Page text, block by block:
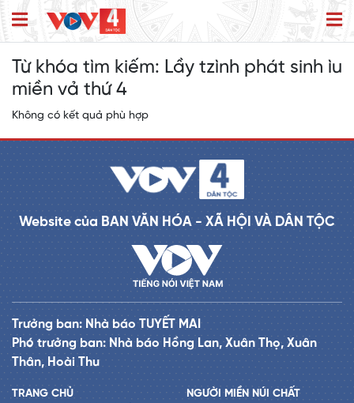
Từ khóa tìm kiếm: Lầy tzình phát sinh ìu
miền vả thứ 4
Không có kết quả phù hợp
Website của BAN VĂN HÓA - XÃ HỘI VÀ DÂN TỘC
Trưởng ban: Nhà báo TUYẾT MAI
Phó trưởng ban: Nhà báo Hồng Lan, Xuân Thọ, Xuân
Thân, Hoài Thu
TRANG CHỦ
NGƯỜI MIỀN NÚI CHẤT